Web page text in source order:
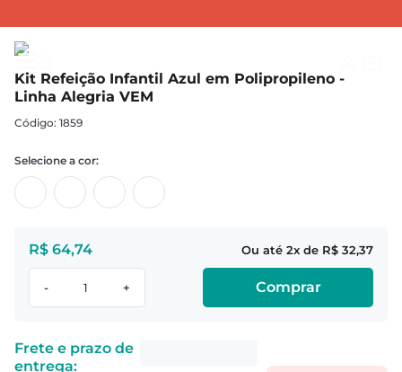
Kit Refeição Infantil Azul em Polipropileno -
Linha Alegria VEM
: 1859
R$ 64,74 2 R$ 32,37
- + Comprar